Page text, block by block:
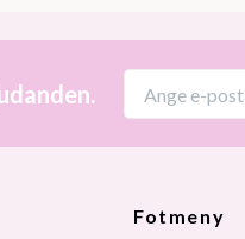
Fotmeny